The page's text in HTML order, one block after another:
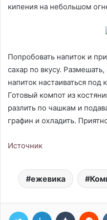
кипения на небольшом
Попробовать напиток и
сахар по вкусу.
напиток настаиваться
Готовый компот из
разлить по чашкам и
графин и охладить.
Источник
ежевика
Twitter LinkedIn Tumblr